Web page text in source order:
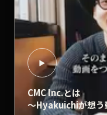
▶
CMC Inc.とは
〜Hyakuichiが想う